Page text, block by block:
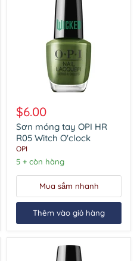
móng
tay
OPI
HR
R05
Witch
O'clock
$6.00
Sơn móng tay OPI HR
R05 Witch O'clock
OPI
5 + còn hàng
Mua sắm nhanh
Thêm vào giỏ hàng